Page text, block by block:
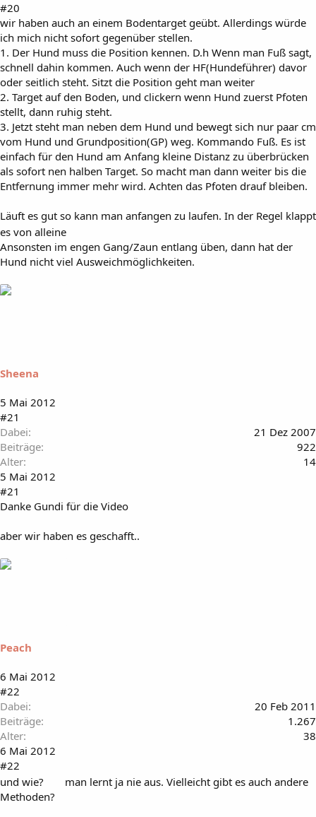
#20
wir haben auch an einem Bodentarget geübt. Allerdings würde
ich mich nicht sofort gegenüber stellen.
1. Der Hund muss die Position kennen. D.h Wenn man Fuß sagt,
schnell dahin kommen. Auch wenn der HF(Hundeführer) davor
oder seitlich steht. Sitzt die Position geht man weiter
2. Target auf den Boden, und clickern wenn Hund zuerst Pfoten
stellt, dann ruhig steht.
3. Jetzt steht man neben dem Hund und bewegt sich nur paar cm
vom Hund und Grundposition(GP) weg. Kommando Fuß. Es ist
einfach für den Hund am Anfang kleine Distanz zu überbrücken
als sofort nen halben Target. So macht man dann weiter bis die
Entfernung immer mehr wird. Achten das Pfoten drauf bleiben.
Läuft es gut so kann man anfangen zu laufen. In der Regel klappt
es von alleine
Ansonsten im engen Gang/Zaun entlang üben, dann hat der
Hund nicht viel Ausweichmöglichkeiten.
Sheena
5 Mai 2012
#21
Dabei
21 Dez 2007
Beiträge
922
Alter
14
5 Mai 2012
#21
Danke Gundi für die Video
aber wir haben es geschafft..
Peach
6 Mai 2012
#22
Dabei
20 Feb 2011
Beiträge
1.267
Alter
38
6 Mai 2012
#22
und wie?
man lernt ja nie aus. Vielleicht gibt es auch andere
Methoden?